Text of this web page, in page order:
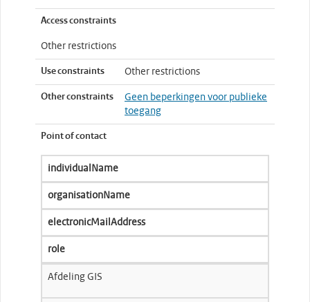
Access constraints
Other restrictions
Use constraints Other restrictions
Other constraints
Geen beperkingen voor publieke
toegang
Point of contact
individualName
organisationName
electronicMailAddress
role
Afdeling GIS